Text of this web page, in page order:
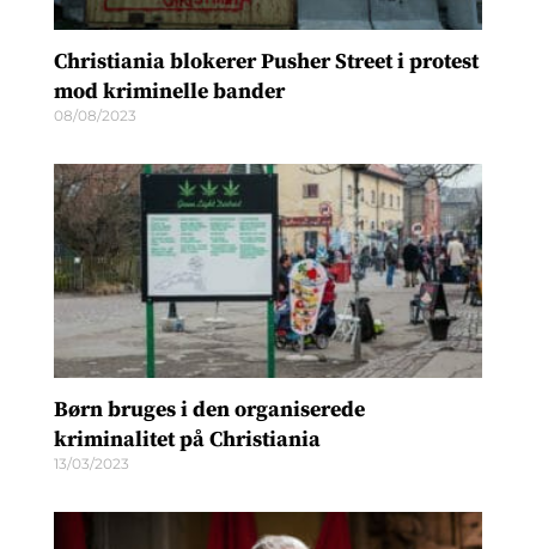
Christiania blokerer Pusher Street i protest
mod kriminelle bander
08/08/2023
Børn bruges i den organiserede
kriminalitet på Christiania
13/03/2023